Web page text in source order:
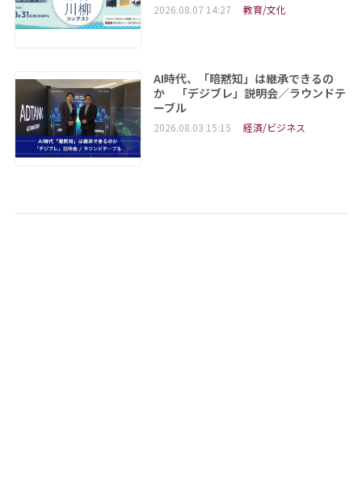
2026.08.07 14:27 教育/文化
AI時代、「暗黙知」は継承できるの
か 「デジブレ」説明会／ラウンドテ
ーブル
2026.08.03 15:15 経済/ビジネス